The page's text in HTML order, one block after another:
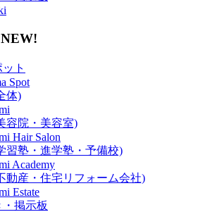
NEW!
ト
Spot
体)
容院・美容室)
Hair Salon
習塾・進学塾・予備校)
Academy
動産・住宅リフォーム会社)
Estate
掲示板